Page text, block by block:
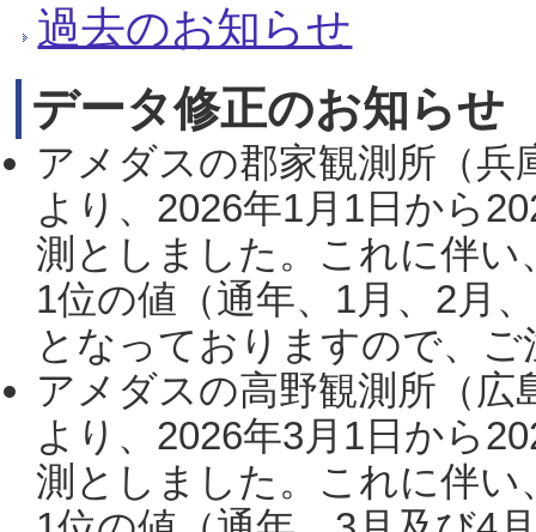
過去のお知らせ
データ修正のお知らせ
アメダスの郡家観測所（
より、2026年1月1日から
測としました。これに伴い
1位の値（通年、1月、2月
となっておりますので、
アメダスの高野観測所（
より、2026年3月1日から
測としました。これに伴い